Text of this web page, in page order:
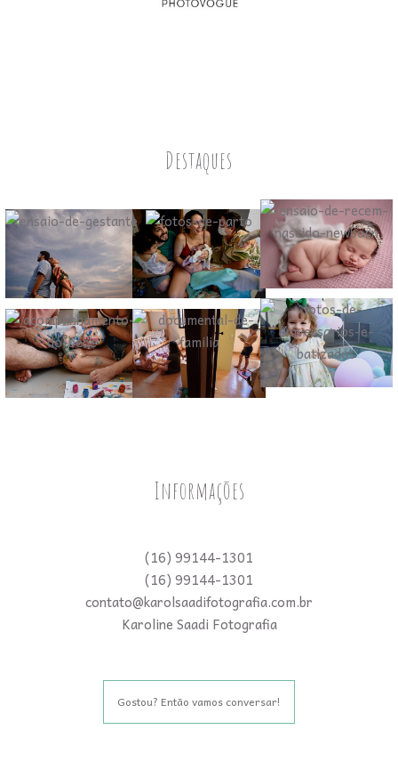
Destaques
Informações
(16) 99144-1301
(16) 99144-1301
contato@karolsaadifotografia.com.br
Karoline Saadi Fotografia
Gostou? Então vamos conversar!